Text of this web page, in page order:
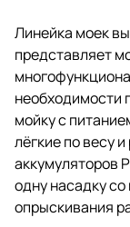
Линейка моек
представляет
необходимости
мойку с
лёгкие по весу
аккумуляторов
одну насадку
опрыскивания